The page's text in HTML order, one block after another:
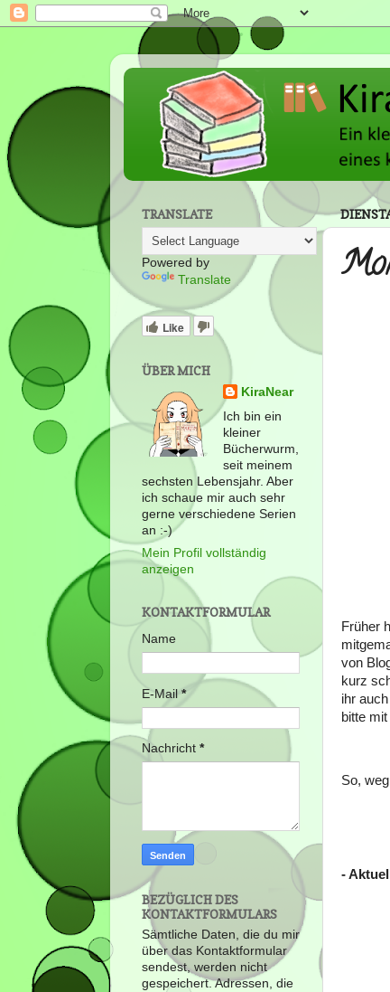
Früher
von
kurz
ihr
bitte
So,
-
TRANSLATE
Powered by
Translate
Like
ÜBER MICH
KiraNear
Ich bin ein
kleiner
Bücherwurm,
seit meinem
sechsten Lebensjahr. Aber
ich schaue mir auch sehr
gerne verschiedene Serien
an :-)
Mein Profil vollständig
anzeigen
KONTAKTFORMULAR
Name
E-Mail *
Nachricht *
BEZÜGLICH DES
KONTAKTFORMULARS
Sämtliche Daten, die du mir
über das Kontaktformular
sendest, werden nicht
gespeichert. Adressen, die